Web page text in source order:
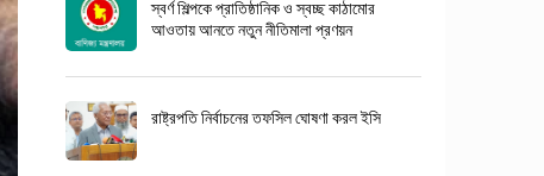
স্বর্ণ শিল্পকে প্রাতিষ্ঠানিক ও স্বচ্ছ কাঠামোর
আওতায় আনতে নতুন নীতিমালা প্রণয়ন
রাষ্ট্রপতি নির্বাচনের তফসিল ঘোষণা করল ইসি